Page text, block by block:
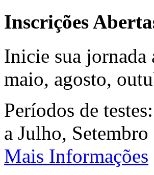
Inscrições
Inicie sua jornada
maio, agosto,
Períodos de
a Julho,
Mais Informações